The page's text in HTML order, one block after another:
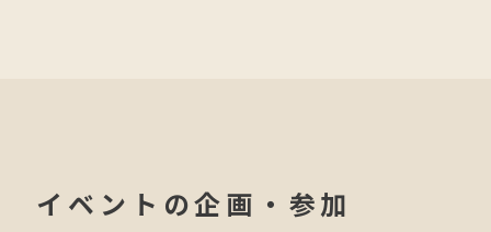
イベントの企画・参加